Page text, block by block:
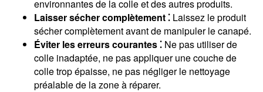
environnantes de la colle et des autres produits.
Laisser sécher complètement ⁚Laissez le produit
sécher complètement avant de manipuler le canapé.
Éviter les erreurs courantes ⁚Ne pas utiliser de
colle inadaptée, ne pas appliquer une couche de
colle trop épaisse, ne pas négliger le nettoyage
préalable de la zone à réparer.